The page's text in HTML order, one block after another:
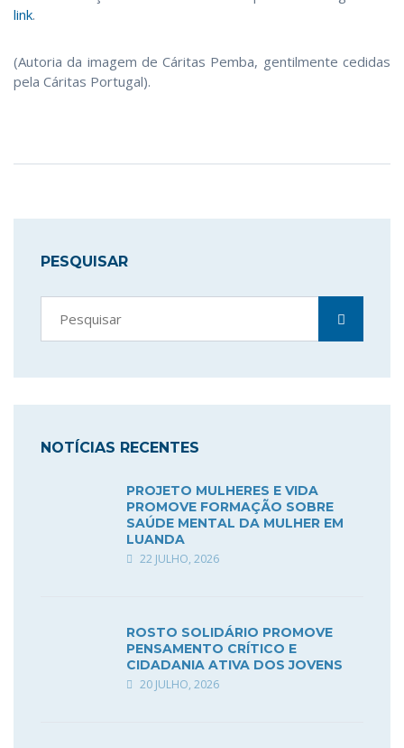
link.
(Autoria da imagem de Cáritas Pemba, gentilmente cedidas
pela Cáritas Portugal).
PESQUISAR
NOTÍCIAS RECENTES
PROJETO MULHERES E VIDA
PROMOVE FORMAÇÃO SOBRE
SAÚDE MENTAL DA MULHER EM
LUANDA
22 JULHO, 2026
ROSTO SOLIDÁRIO PROMOVE
PENSAMENTO CRÍTICO E
CIDADANIA ATIVA DOS JOVENS
20 JULHO, 2026